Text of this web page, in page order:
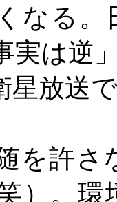
なる。
実は逆
放送
を許さ
）。